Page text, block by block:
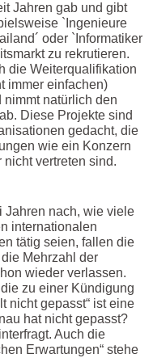
Jahren gab und gibt
`Ingenieure
oder `Informatiker
zu rekrutieren.
die Weiterqualifikation
immer einfachen)
natürlich den
Diese Projekte sind
gedacht, die
wie ein Konzern
nicht vertreten sind.
Jahren nach, wie viele
internationalen
tätig seien, fallen die
Mehrzahl der
wieder verlassen.
zu einer Kündigung
nicht gepasst“ ist eine
hat nicht gepasst?
Auch die
Erwartungen“ stehe